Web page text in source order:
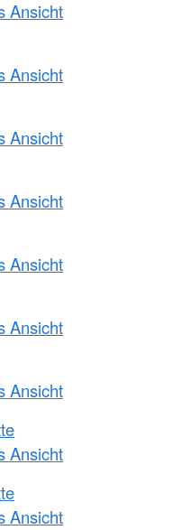
Ansicht
Ansicht
Ansicht
Ansicht
Ansicht
Ansicht
Ansicht
Ansicht
Ansicht